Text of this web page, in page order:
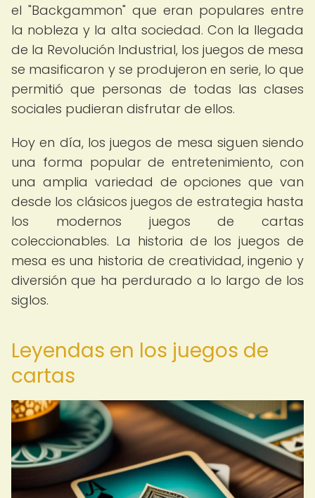
el "Backgammon" que eran populares entre
la nobleza y la alta sociedad. Con la llegada
de la Revolución Industrial, los juegos de mesa
se masificaron y se produjeron en serie, lo que
permitió que personas de todas las clases
sociales pudieran disfrutar de ellos.
Hoy en día, los juegos de mesa siguen siendo
una forma popular de entretenimiento, con
una amplia variedad de opciones que van
desde los clásicos juegos de estrategia hasta
los modernos juegos de cartas
coleccionables. La historia de los juegos de
mesa es una historia de creatividad, ingenio y
diversión que ha perdurado a lo largo de los
siglos.
Leyendas en los juegos de
cartas